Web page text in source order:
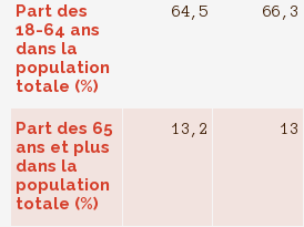
Part des
18-64 ans
dans la
population
totale (%)
64,5 66,3
Part des 65
ans et plus
dans la
population
totale (%)
13,2 13